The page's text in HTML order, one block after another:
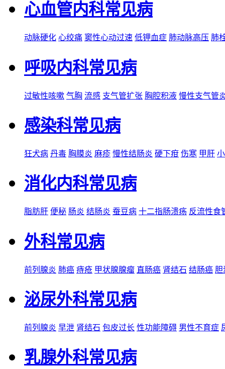
心血管内科常见病
动脉硬化 心绞痛 窦性心动过速 低钾血症 肺动脉高压 肺
呼吸内科常见病
过敏性咳嗽 气胸 流感 支气管扩张 胸腔积液 慢性支气管
感染科常见病
狂犬病 丹毒 胸膜炎 麻疹 慢性结肠炎 硬下疳 伤寒 甲肝
消化内科常见病
脂肪肝 便秘 肠炎 结肠炎 蚕豆病 十二指肠溃疡 反流性食
外科常见病
前列腺炎 肺癌 痔疮 甲状腺腺瘤 直肠癌 肾结石 结肠癌 胆
泌尿外科常见病
前列腺炎 早泄 肾结石 包皮过长 性功能障碍 男性不育症
乳腺外科常见病